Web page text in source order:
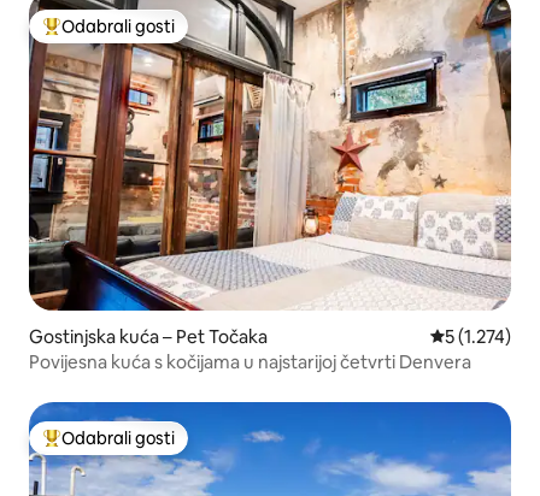
Među najviše rangiranima s oznakom „Odabrali gosti”
Odabrali gosti
Gostinjska kuća – Pet Točaka Prosječna
5 (1.274)
Povijesna kuća s kočijama u najstarijoj četvrti Denvera
Među najviše rangiranima s oznakom „Odabrali gosti”
Odabrali gosti